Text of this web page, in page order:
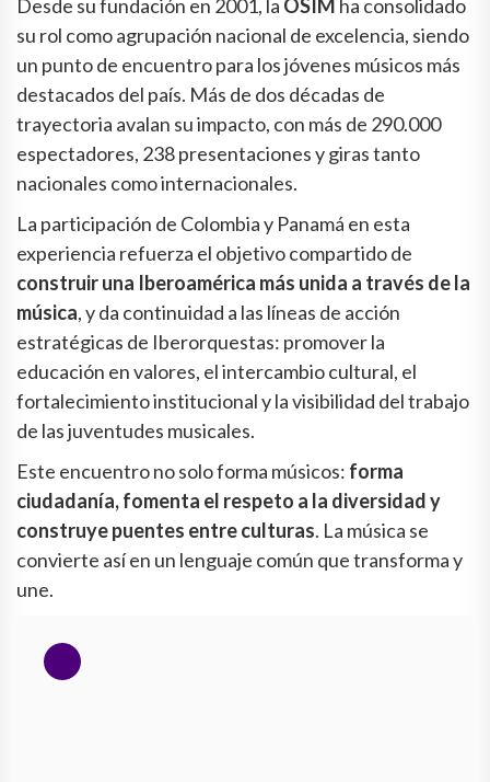
Desde su fundación en 2001, la OSIM ha consolidado
su rol como agrupación nacional de excelencia, siendo
un punto de encuentro para los jóvenes músicos más
destacados del país. Más de dos décadas de
trayectoria avalan su impacto, con más de 290.000
espectadores, 238 presentaciones y giras tanto
nacionales como internacionales.
La participación de Colombia y Panamá en esta
experiencia refuerza el objetivo compartido de
construir una Iberoamérica más unida a través de la
música, y da continuidad a las líneas de acción
estratégicas de Iberorquestas: promover la
educación en valores, el intercambio cultural, el
fortalecimiento institucional y la visibilidad del trabajo
de las juventudes musicales.
Este encuentro no solo forma músicos: forma
ciudadanía, fomenta el respeto a la diversidad y
construye puentes entre culturas. La música se
convierte así en un lenguaje común que transforma y
une.